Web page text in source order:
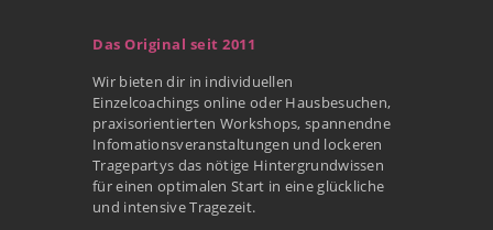
Das Original seit 2011
Wir bieten dir in individuellen
Einzelcoachings online oder Hausbesuchen,
praxisorientierten Workshops, spannendne
Infomationsveranstaltungen und lockeren
Tragepartys das nötige Hintergrundwissen
für einen optimalen Start in eine glückliche
und intensive Tragezeit.